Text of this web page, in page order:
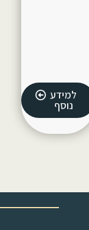
למידע
נוסף